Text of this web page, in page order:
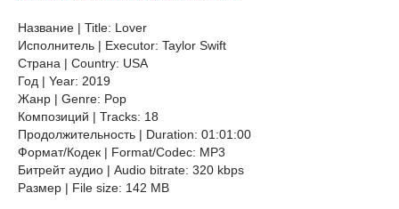
Название | Title: Lover
Исполнитель | Executor: Taylor Swift
Страна | Country: USA
Год | Year: 2019
Жанр | Genre: Pop
Композиций | Tracks: 18
Продолжительность | Duration: 01:01:00
Формат/Кодек | Format/Codec: MP3
Битрейт аудио | Audio bitrate: 320 kbps
Размер | File size: 142 MB